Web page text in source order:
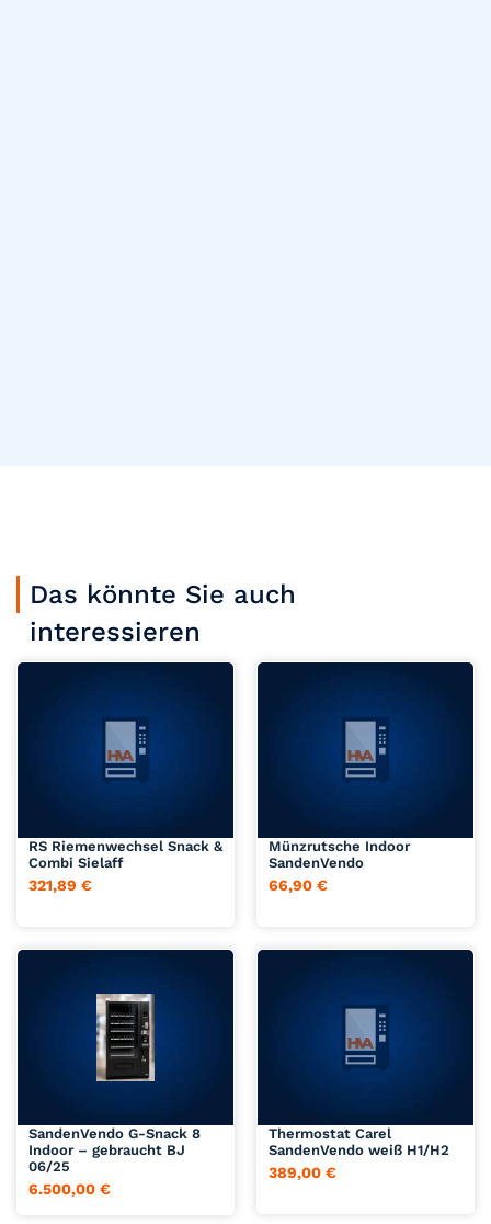
Das könnte Sie auch
interessieren
RS Riemenwechsel Snack &
Combi Sielaff
321,89 €
Münzrutsche Indoor
SandenVendo
66,90 €
SandenVendo G-Snack 8
Indoor – gebraucht BJ
06/25
6.500,00 €
Thermostat Carel
SandenVendo weiß H1/H2
389,00 €